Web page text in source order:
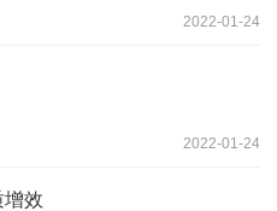
2022-01-24
2022-01-24
效